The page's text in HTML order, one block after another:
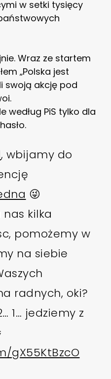
w setki tysięcy
Wraz ze startem
„Polska jest
swoją akcję pod
według PiS tylko dla
, wbijamy do
😜
kilka
pomożemy w
na siebie
radnych, oki?
1… jedziemy z
gX55KtBzcO